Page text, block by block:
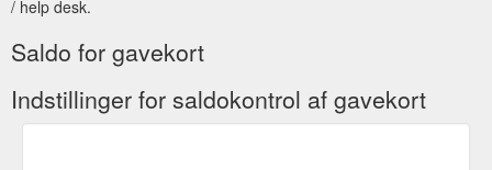
/ help desk.
Saldo for gavekort
Indstillinger for saldokontrol af gavekort